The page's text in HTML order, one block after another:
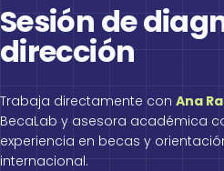
Sesión de
dirección
Trabaja directamente con Ana
BecaLab y asesora académica
experiencia en becas y
internacional.